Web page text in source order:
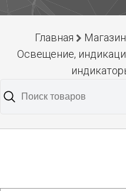
Главная Магазин
Освещение,